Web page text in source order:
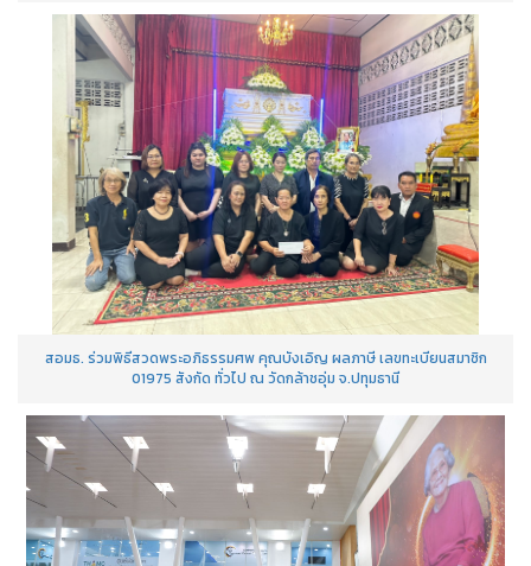
สอมธ. ร่วมพิธีสวดพระอภิธรรมศพ คุณบังเอิญ ผลภาษี เลขทะเบียนสมาชิก
01975 สังกัด ทั่วไป ณ วัดกล้าชอุ่ม จ.ปทุมธานี